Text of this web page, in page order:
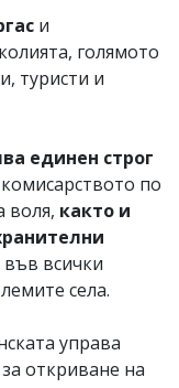
и
голямото
туристи и
единен строг
по
воля, както и
всички
села.
управа
откриване на